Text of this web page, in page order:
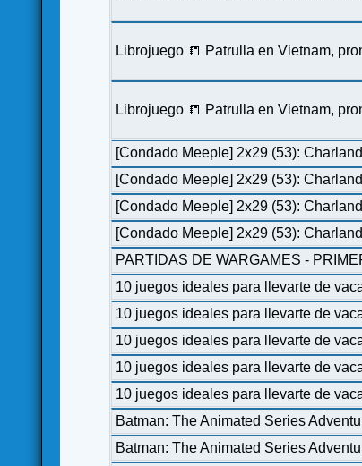
Librojuego 📒 Patrulla en Vietnam,
Librojuego 📒 Patrulla en Vietnam,
[Condado Meeple] 2x29 (53):
[Condado Meeple] 2x29 (53):
[Condado Meeple] 2x29 (53):
[Condado Meeple] 2x29 (53):
PARTIDAS DE WARGAMES -
10 juegos ideales para llevarte de
10 juegos ideales para llevarte de
10 juegos ideales para llevarte de
10 juegos ideales para llevarte de
10 juegos ideales para llevarte de
Batman: The Animated Series
Batman: The Animated Series